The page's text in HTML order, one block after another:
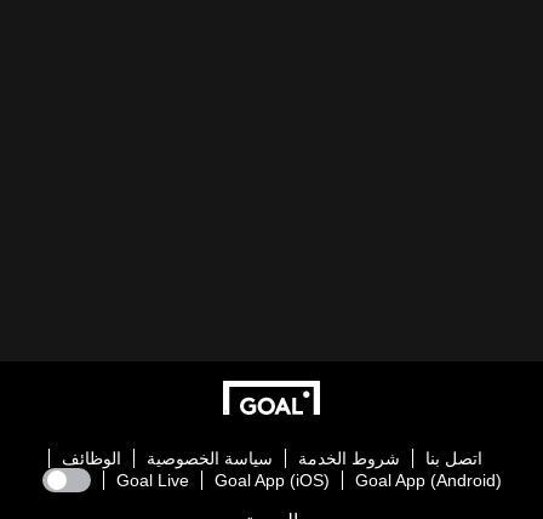
اتصل بنا شروط الخدمة سياسة الخصوصية
الوظائف
Goal App (Android)
Goal App (iOS)
Goal Live